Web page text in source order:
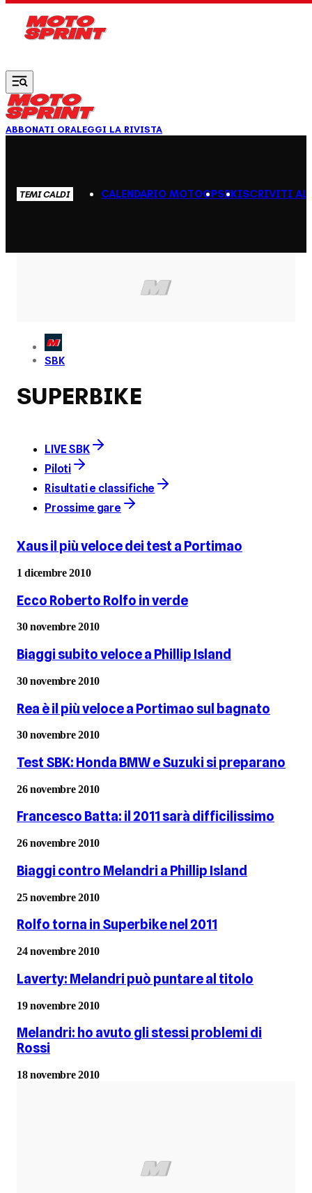
ABBONATI ORALEGGI LA RIVISTA
TEMI CALDI CALENDARIO MOTOGPSBKISCRIVITI AL
SBK
SUPERBIKE
LIVE SBK
Piloti
Risultati e classifiche
Prossime gare
Xaus il più veloce dei test a Portimao
1 dicembre 2010
Ecco Roberto Rolfo in verde
30 novembre 2010
Biaggi subito veloce a Phillip Island
30 novembre 2010
Rea è il più veloce a Portimao sul bagnato
30 novembre 2010
Test SBK: Honda BMW e Suzuki si preparano
26 novembre 2010
Francesco Batta: il 2011 sarà difficilissimo
26 novembre 2010
Biaggi contro Melandri a Phillip Island
25 novembre 2010
Rolfo torna in Superbike nel 2011
24 novembre 2010
Laverty: Melandri può puntare al titolo
19 novembre 2010
Melandri: ho avuto gli stessi problemi di
Rossi
18 novembre 2010